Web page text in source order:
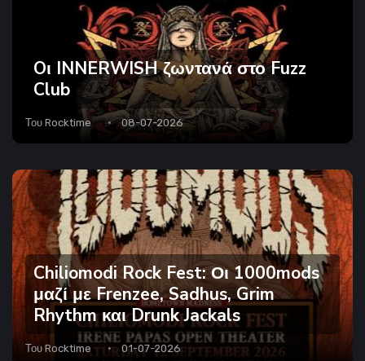
Oι INNERWISH ζωντανά στο Fuzz
Club
Του Rocktime 08-07-2026
Chiliomodi Rock Fest: Οι 1000mods
μαζί με Frenzee, Sadhus, Grim
Rhythm και Drunk Jackals
Του Rocktime 01-07-2026